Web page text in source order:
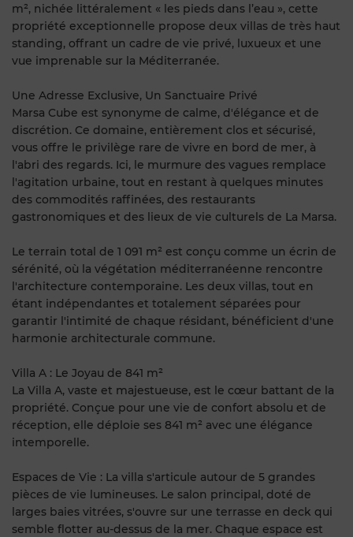
m², nichée littéralement « les pieds dans l’eau », cette
propriété exceptionnelle propose deux villas de très haut
standing, offrant un cadre de vie privé, luxueux et une
vue imprenable sur la Méditerranée.
Une Adresse Exclusive, Un Sanctuaire Privé
Marsa Cube est synonyme de calme, d'élégance et de
discrétion. Ce domaine, entièrement clos et sécurisé,
vous offre le privilège rare de vivre en bord de mer, à
l'abri des regards. Ici, le murmure des vagues remplace
l'agitation urbaine, tout en restant à quelques minutes
des commodités raffinées, des restaurants
gastronomiques et des lieux de vie culturels de La Marsa.
Le terrain total de 1 091 m² est conçu comme un écrin de
sérénité, où la végétation méditerranéenne rencontre
l'architecture contemporaine. Les deux villas, tout en
étant indépendantes et totalement séparées pour
garantir l'intimité de chaque résidant, bénéficient d'une
harmonie architecturale commune.
Villa A : Le Joyau de 841 m²
La Villa A, vaste et majestueuse, est le cœur battant de la
propriété. Conçue pour une vie de confort absolu et de
réception, elle déploie ses 841 m² avec une élégance
intemporelle.
Espaces de Vie : La villa s'articule autour de 5 grandes
pièces de vie lumineuses. Le salon principal, doté de
larges baies vitrées, s'ouvre sur une terrasse en deck qui
semble flotter au-dessus de la mer. Chaque espace est